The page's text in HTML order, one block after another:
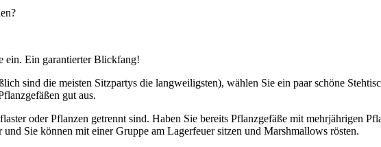
ein. Ein garantierter Blickfang!
sind die meisten Sitzpartys die langweiligsten), wählen Sie ein paar schöne
gut aus.
oder Pflanzen getrennt sind. Haben Sie bereits Pflanzgefäße mit mehrjährigen
Sie können mit einer Gruppe am Lagerfeuer sitzen und Marshmallows rösten.